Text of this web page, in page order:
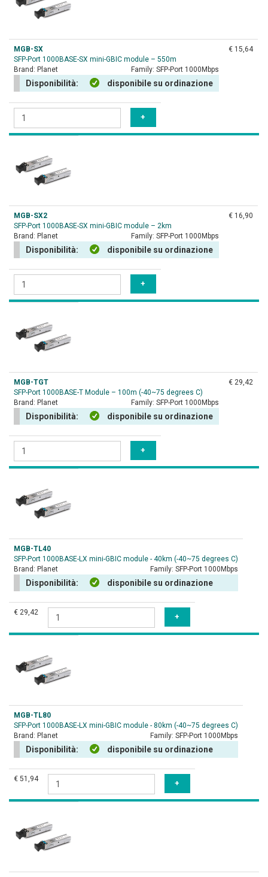
MGB-SX
SFP-Port 1000BASE-SX mini-GBIC module – 550m
Brand: Planet Family: SFP-Port 1000Mbps
Disponibilità: disponibile su ordinazione
€ 15,64
MGB-SX2
SFP-Port 1000BASE-SX mini-GBIC module – 2km
Brand: Planet Family: SFP-Port 1000Mbps
Disponibilità: disponibile su ordinazione
€ 16,90
MGB-TGT
SFP-Port 1000BASE-T Module – 100m (-40~75 degrees C)
Brand: Planet Family: SFP-Port 1000Mbps
Disponibilità: disponibile su ordinazione
€ 29,42
MGB-TL40
SFP-Port 1000BASE-LX mini-GBIC module - 40km (-40~75 degrees C)
Brand: Planet Family: SFP-Port 1000Mbps
Disponibilità: disponibile su ordinazione
€ 29,42
MGB-TL80
SFP-Port 1000BASE-LX mini-GBIC module - 80km (-40~75 degrees C)
Brand: Planet Family: SFP-Port 1000Mbps
Disponibilità: disponibile su ordinazione
€ 51,94